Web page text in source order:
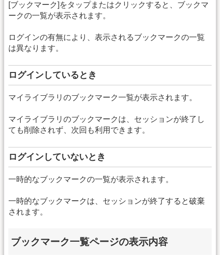
[ブックマーク]をタップまたはクリックすると、ブックマ
ークの一覧が表示されます。
ログインの有無により、表示されるブックマークの一覧
は異なります。
ログインしているとき
マイライブラリのブックマーク一覧が表示されます。
マイライブラリのブックマークは、セッションが終了し
ても削除されず、次回も利用できます。
ログインしていないとき
一時的なブックマークの一覧が表示されます。
一時的なブックマークは、セッションが終了すると破棄
されます。
ブックマーク一覧ページの表示内容